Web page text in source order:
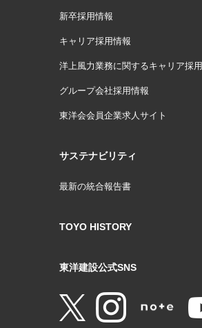
新卒採用情報
キャリア採用情報
洋上風力業務に関するキャリア採
グループ会社採用情報
東洋会会員企業求人サイト
サステナビリティ
最新の統合報告書
TOYO HISTORY
東洋建設公式SNS